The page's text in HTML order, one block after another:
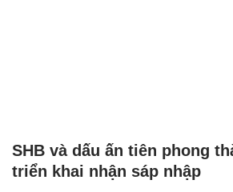
SHB và dấu ấn tiên phong
triển khai nhận sáp nhập